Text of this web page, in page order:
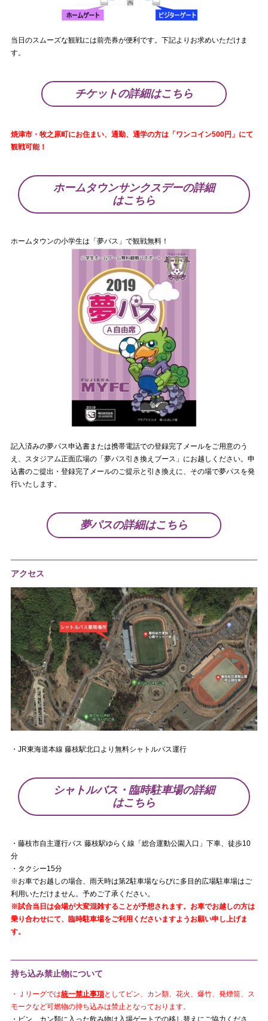
当日のスムーズな観戦には前売券が便利です。下記よりお求めいただけま
す。
チケットの詳細はこちら
焼津市・牧之原町にお住まい、通勤、通学の方は「ワンコイン500円」にて
観戦可能！
ホームタウンサンクスデーの詳細
はこちら
ホームタウンの小学生は「夢パス」で観戦無料！
記入済みの夢パス申込書または携帯電話での登録完了メールをご用意のう
え、スタジアム正面広場の「夢パス引き換えブース」にお越しください。申
込書のご提出・登録完了メールのご提示と引き換えに、その場で夢パスを発
行いたします。
夢パスの詳細はこちら
アクセス
・JR東海道本線 藤枝駅北口より無料シャトルバス運行
シャトルバス・臨時駐車場の詳細
はこちら
・藤枝市自主運行バス 藤枝駅ゆらく線「総合運動公園入口」下車、徒歩10
分
・タクシー15分
※お車でお越しの場合、雨天時は第2駐車場ならびに多目的広場駐車場はご
利用いただけません。予めご了承ください。
※試合当日は会場が大変混雑することが予想されます。お車でお越しの方は
乗り合わせにて、臨時駐車場をご利用くださいますようお願い申し上げま
す。
持ち込み禁止物について
・Ｊリーグでは統一禁止事項としてビン、カン類、花火、爆竹、発煙筒、ス
モークなど可燃物の持ち込みは禁止となっております。
・ビン、カン類に入った飲み物は入場ゲートでの移し替えにご協力くださ